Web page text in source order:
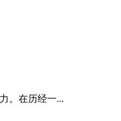
。在历经一...